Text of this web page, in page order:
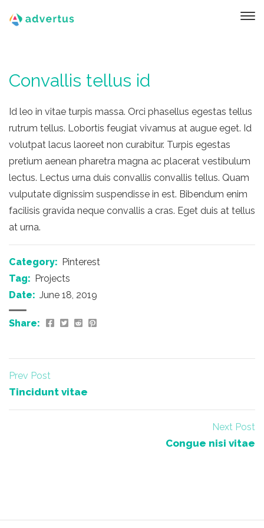
Сonvallis tellus id
Id leo in vitae turpis massa. Orci phasellus egestas tellus
rutrum tellus. Lobortis feugiat vivamus at augue eget. Id
volutpat lacus laoreet non curabitur. Turpis egestas
pretium aenean pharetra magna ac placerat vestibulum
lectus. Lectus urna duis convallis convallis tellus. Quam
vulputate dignissim suspendisse in est. Bibendum enim
facilisis gravida neque convallis a cras. Eget duis at tellus
at urna.
Category: Pinterest
Tag: Projects
Date: June 18, 2019
Share:
Prev Post
Tincidunt vitae
Next Post
Congue nisi vitae